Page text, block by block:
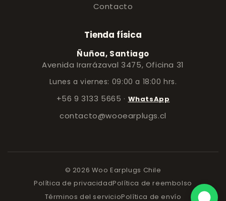
Contacto
Tienda física
Ñuñoa, Santiago
Avenida Irarrázaval 3475, Oficina 31
Lunes a viernes: 09:00 a 18:00 hrs.
+56 9 3133 5665 · WhatsApp
contacto@wooearplugs.cl
© 2026 Woo Earplugs Chile
Política de privacidadPolítica de reembolso
Términos del servicioPolítica de envío